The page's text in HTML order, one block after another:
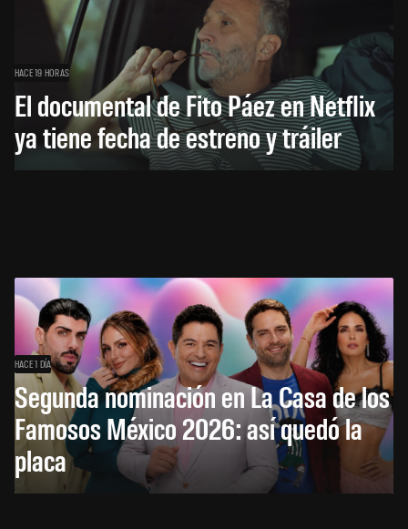
HACE 19 HORAS
El documental de Fito Páez en Netflix
ya tiene fecha de estreno y tráiler
HACE 1 DÍA
Segunda nominación en La Casa de los
Famosos México 2026: así quedó la
placa